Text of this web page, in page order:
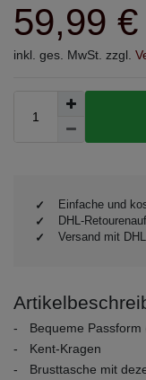
59,99 €
inkl. ges. MwSt. zzgl.
Einfache und
DHL-
Versand mit
Bequeme Passform
Kent-Kragen
Brusttasche mit